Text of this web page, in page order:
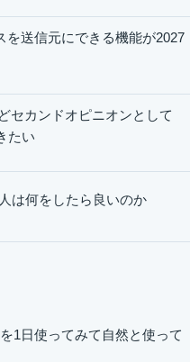
を送信元にできる機能が2027
セカンドオピニオンとして
たい
は何をしたら良いのか
1日使ってみて自然と使って